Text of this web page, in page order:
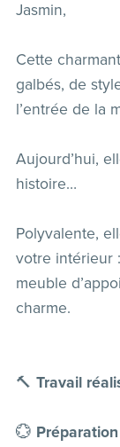
Jasmin,
Cette
galbés, de
l’entrée de la
Aujourd’hui,
histoire…
Polyvalente,
votre intérieur
meuble
charme.
🔨 Travail
💮